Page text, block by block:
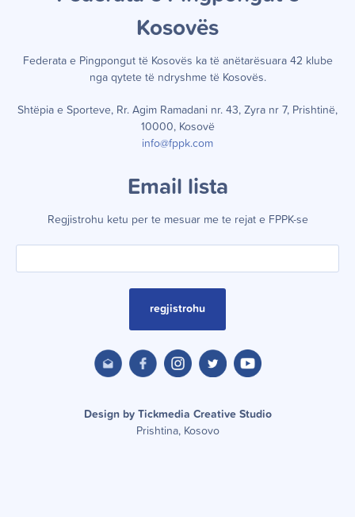
Kosovës
Federata e Pingpongut të Kosovës ka të anëtarësuara 42 klube
nga qytete të ndryshme të Kosovës.
Shtëpia e Sporteve, Rr. Agim Ramadani nr. 43, Zyra nr 7, Prishtinë,
10000, Kosovë
info@fppk.com
Email lista
Regjistrohu ketu per te mesuar me te rejat e FPPK-se
regjistrohu
Design by Tickmedia Creative Studio
Prishtina, Kosovo